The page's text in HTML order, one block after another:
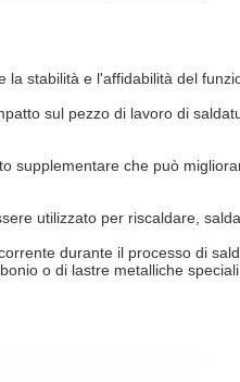
stabilità e l'affidabilità del
sul pezzo di lavoro di
supplementare che può
utilizzato per riscaldare,
durante il processo di
o di lastre metalliche speciali.